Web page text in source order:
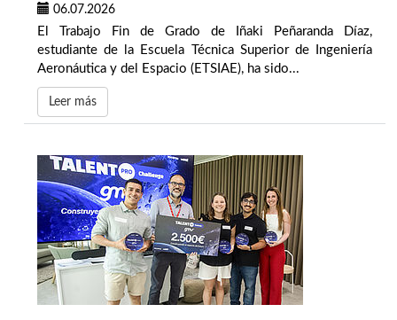
06.07.2026
El Trabajo Fin de Grado de Iñaki Peñaranda Díaz,
estudiante de la Escuela Técnica Superior de Ingeniería
Aeronáutica y del Espacio (ETSIAE), ha sido...
Leer más